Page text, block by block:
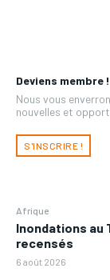
Deviens membre !
Nous vous
nouvelles et
S'INSCRIRE !
Afrique
Inondations au
recensés
6 août 2026